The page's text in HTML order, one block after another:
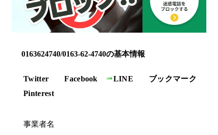
0163624740/0163-62-4740の基本情報
Twitter Facebook LINE
ブックマーク
Pinterest
事業者名